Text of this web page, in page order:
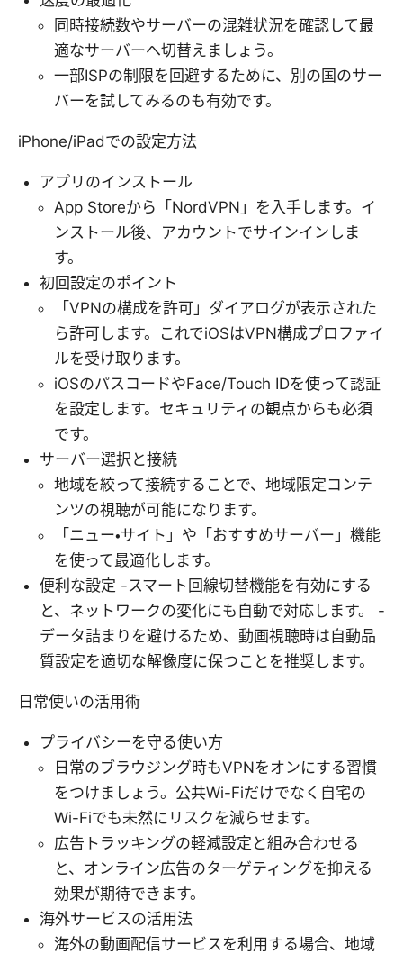
同時接続数やサーバーの混雑状況を確認して最
適なサーバーへ切替えましょう。
一部ISPの制限を回避するために、別の国のサー
バーを試してみるのも有効です。
iPhone/iPadでの設定方法
アプリのインストール
App Storeから「NordVPN」を入手します。イ
ンストール後、アカウントでサインインしま
す。
初回設定のポイント
「VPNの構成を許可」ダイアログが表示された
ら許可します。これでiOSはVPN構成プロファイ
ルを受け取ります。
iOSのパスコードやFace/Touch IDを使って認証
を設定します。セキュリティの観点からも必須
です。
サーバー選択と接続
地域を絞って接続することで、地域限定コンテ
ンツの視聴が可能になります。
「ニュー・サイト」や「おすすめサーバー」機能
を使って最適化します。
便利な設定 -スマート回線切替機能を有効にする
と、ネットワークの変化にも自動で対応します。 -
データ詰まりを避けるため、動画視聴時は自動品
質設定を適切な解像度に保つことを推奨します。
日常使いの活用術
プライバシーを守る使い方
日常のブラウジング時もVPNをオンにする習慣
をつけましょう。公共Wi-Fiだけでなく自宅の
Wi-Fiでも未然にリスクを減らせます。
広告トラッキングの軽減設定と組み合わせる
と、オンライン広告のターゲティングを抑える
効果が期待できます。
海外サービスの活用法
海外の動画配信サービスを利用する場合、地域